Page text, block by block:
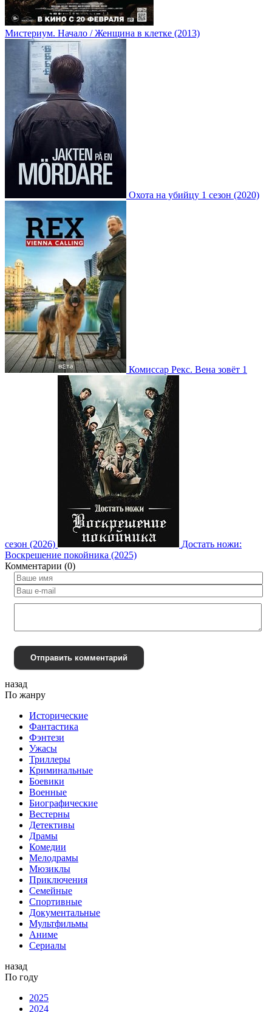
Мистериум. Начало / Женщина в клетке (2013)
Охота на убийцу 1 сезон (2020)
Комиссар Рекс. Вена зовёт 1
сезон (2026)
Достать ножи:
Воскрешение покойника (2025)
Комментарии (0)
Отправить комментарий
назад
По жанру
Исторические
Фантастика
Фэнтези
Ужасы
Триллеры
Криминальные
Боевики
Военные
Биографические
Вестерны
Детективы
Драмы
Комедии
Мелодрамы
Мюзиклы
Приключения
Семейные
Спортивные
Документальные
Мультфильмы
Аниме
Сериалы
назад
По году
2025
2024